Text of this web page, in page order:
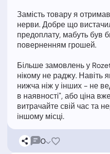
Замість товару я
нерви. Добре що
предоплату, мабуть був
поверненням грошей.
Більше замовлень у
нікому не раджу. Навіть
нижча ніж у інших - не
в наявності", або ціна
витрачайте свій час та
0